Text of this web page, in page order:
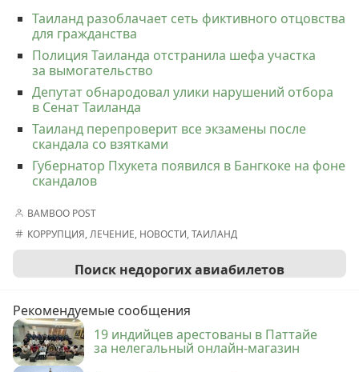
Таиланд разоблачает сеть фиктивного отцовства
для гражданства
Полиция Таиланда отстранила шефа участка
за вымогательство
Депутат обнародовал улики нарушений отбора
в Сенат Таиланда
Таиланд перепроверит все экзамены после
скандала со взятками
Губернатор Пхукета появился в Бангкоке на фоне
скандалов
BAMBOO POST
КОРРУПЦИЯ,ЛЕЧЕНИЕ, НОВОСТИ,ТАИЛАНД
Поиск недорогих авиабилетов
Рекомендуемые сообщения
19 индийцев арестованы в Паттайе
за нелегальный онлайн-магазин